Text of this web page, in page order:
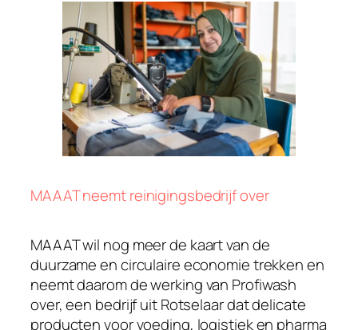
MAAAT neemt reinigingsbedrijf over
MAAAT wil nog meer de kaart van de
duurzame en circulaire economie trekken en
neemt daarom de werking van Profiwash
over, een bedrijf uit Rotselaar dat delicate
producten voor voeding, logistiek en pharma